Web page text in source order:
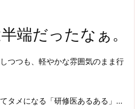
端だったなぁ。
つつも、軽やかな雰囲気のまま行
タメになる「研修医あるある」…